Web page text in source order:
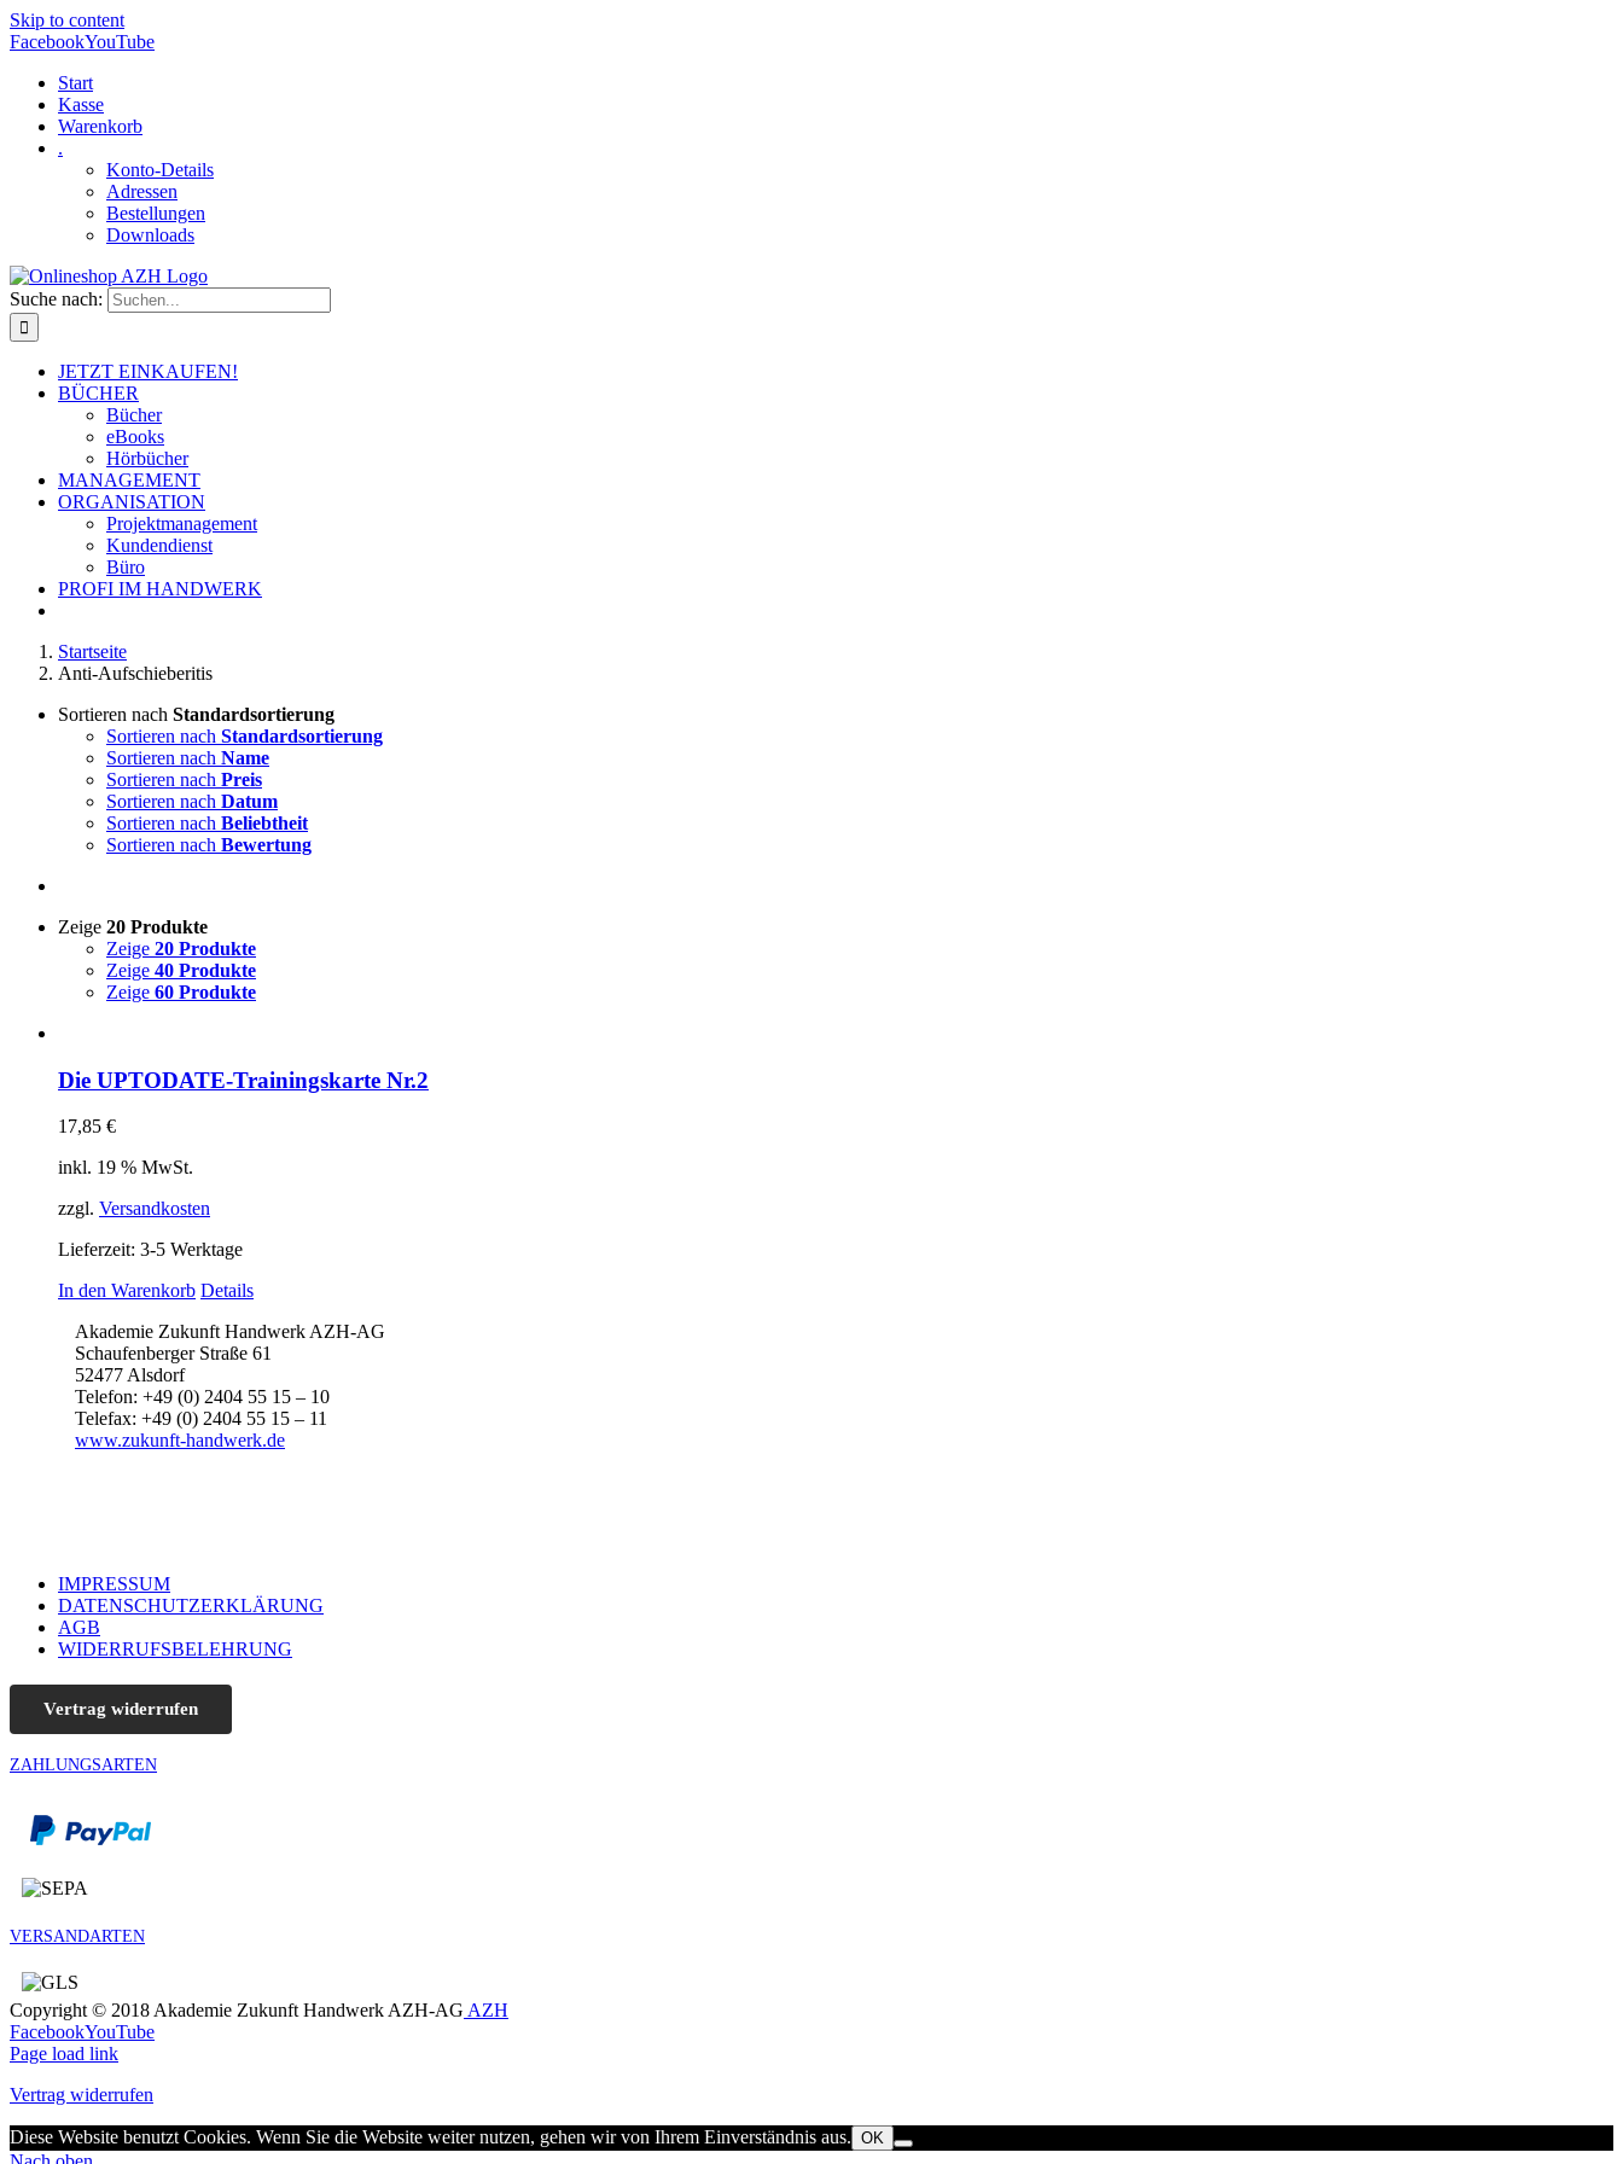
Skip to content
FacebookYouTube
Start
Kasse
Warenkorb
.
Konto-Details
Adressen
Bestellungen
Downloads
Suche nach:
JETZT EINKAUFEN!
BÜCHER
Bücher
eBooks
Hörbücher
MANAGEMENT
ORGANISATION
Projektmanagement
Kundendienst
Büro
PROFI IM HANDWERK
Startseite
Anti-Aufschieberitis
Sortieren nach Standardsortierung
Sortieren nach Standardsortierung
Sortieren nach Name
Sortieren nach Preis
Sortieren nach Datum
Sortieren nach Beliebtheit
Sortieren nach Bewertung
Zeige 20 Produkte
Zeige 20 Produkte
Zeige 40 Produkte
Zeige 60 Produkte
Die UPTODATE-Trainingskarte Nr.2
17,85 €
inkl. 19 % MwSt.
zzgl. Versandkosten
Lieferzeit: 3-5 Werktage
In den Warenkorb Details
Akademie Zukunft Handwerk AZH-AG
Schaufenberger Straße 61
52477 Alsdorf
Telefon: +49 (0) 2404 55 15 – 10
Telefax: +49 (0) 2404 55 15 – 11
www.zukunft-handwerk.de
IMPRESSUM
DATENSCHUTZERKLÄRUNG
AGB
WIDERRUFSBELEHRUNG
Vertrag widerrufen
ZAHLUNGSARTEN
VERSANDARTEN
Copyright © 2018 Akademie Zukunft Handwerk AZH-AG AZH
FacebookYouTube
Page load link
Vertrag widerrufen
Diese Website benutzt Cookies. Wenn Sie die Website weiter nutzen, gehen wir von Ihrem Einverständnis aus. OK